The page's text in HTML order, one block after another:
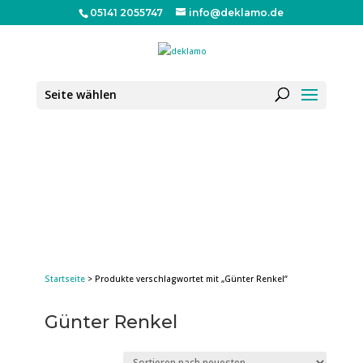
05141 2055747 info@deklamo.de
Seite wählen
Startseite> Produkte verschlagwortet mit „Günter Renkel“
Günter Renkel